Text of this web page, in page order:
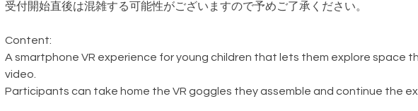
受付開始直後は混雑する可能性がございますので予めご了承ください。
Content:
A smartphone VR experience for young children that lets them explore space
video.
Participants can take home the VR goggles they assemble and continue the